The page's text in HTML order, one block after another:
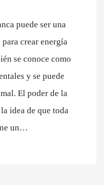
puede ser una
crear energía
se conoce como
y se puede
El poder de la
idea de que toda
un…